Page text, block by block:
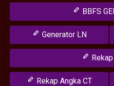
BBFS
Generator LN
Rekap Angka CT